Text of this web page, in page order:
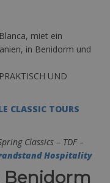
miet ein
in Benidorm und
UND
CLASSIC TOURS
Classics – TDF –
Hospitality
Benidorm